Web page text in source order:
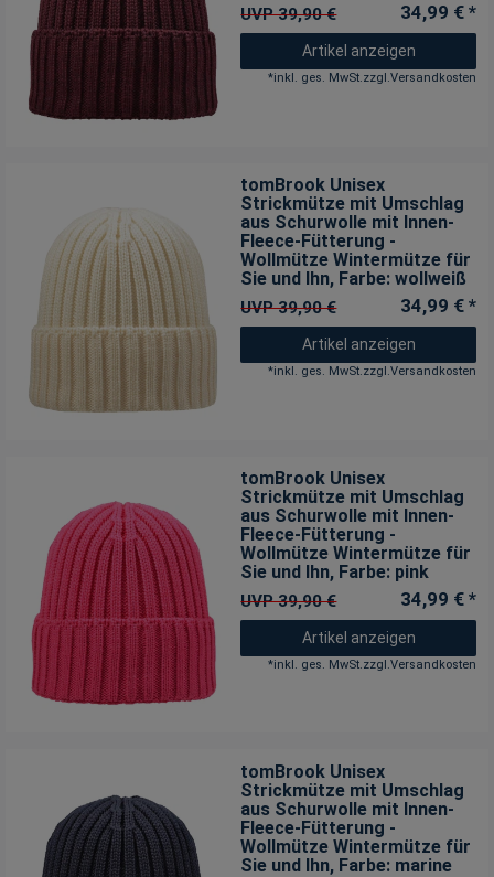
UVP 39,90 € 34,99 € *
Artikel anzeigen
*inkl. ges. MwSt.zzgl.Versandkosten
tomBrook Unisex
Strickmütze mit Umschlag
aus Schurwolle mit Innen-
Fleece-Fütterung -
Wollmütze Wintermütze für
Sie und Ihn, Farbe: wollweiß
UVP 39,90 € 34,99 € *
Artikel anzeigen
*inkl. ges. MwSt.zzgl.Versandkosten
tomBrook Unisex
Strickmütze mit Umschlag
aus Schurwolle mit Innen-
Fleece-Fütterung -
Wollmütze Wintermütze für
Sie und Ihn, Farbe: pink
UVP 39,90 € 34,99 € *
Artikel anzeigen
*inkl. ges. MwSt.zzgl.Versandkosten
tomBrook Unisex
Strickmütze mit Umschlag
aus Schurwolle mit Innen-
Fleece-Fütterung -
Wollmütze Wintermütze für
Sie und Ihn, Farbe: marine